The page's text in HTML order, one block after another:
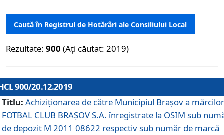
Caută în Registrul de Hotărâri ale Consiliului Local
Rezultate: 900 (Ați căutat: 2019)
900/20.12.2019
Titlu: Achiziționarea de către Municipiul Brașov a mărcilor
FOTBAL CLUB BRAȘOV S.A. înregistrate la OSIM sub
de depozit M 2011 08622 respectiv sub număr de marcă